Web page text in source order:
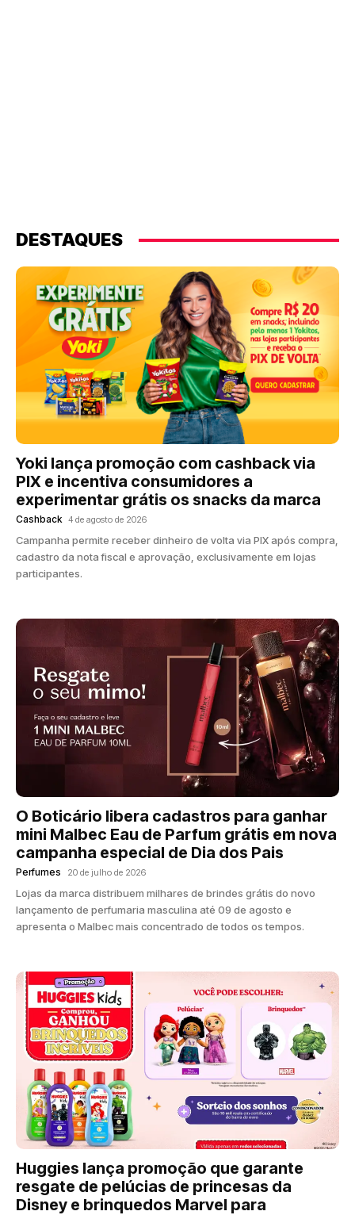
DESTAQUES
Yoki lança promoção com cashback via
PIX e incentiva consumidores a
experimentar grátis os snacks da marca
Cashback 4 de agosto de 2026
Campanha permite receber dinheiro de volta via PIX após compra,
cadastro da nota fiscal e aprovação, exclusivamente em lojas
participantes.
O Boticário libera cadastros para ganhar
mini Malbec Eau de Parfum grátis em nova
campanha especial de Dia dos Pais
Perfumes 20 de julho de 2026
Lojas da marca distribuem milhares de brindes grátis do novo
lançamento de perfumaria masculina até 09 de agosto e
apresenta o Malbec mais concentrado de todos os tempos.
Huggies lança promoção que garante
resgate de pelúcias de princesas da
Disney e brinquedos Marvel para